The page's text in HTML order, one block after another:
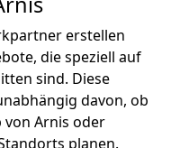
erstellen
die speziell auf
sind. Diese
davon, ob
von Arnis oder
planen.